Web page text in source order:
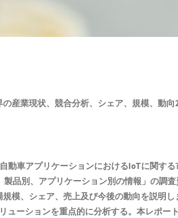
産業現状、競合分析、シェア、規模、動向
動車アプリケーションにおけるIoTに関す
品別、アプリケーション別の情報 」の調
規模、 シェア、 売上及び今後の動向を説明し
ューションを重点的に分析する。 本レポー